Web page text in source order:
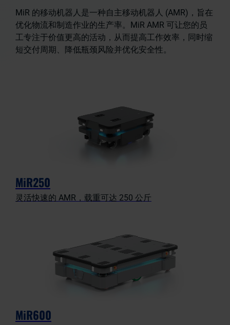
MiR 的移动机器人是一种自主移动机器人 (AMR)，旨在
优化物流和制造作业的生产率。MiR AMR 可让您的员
工专注于价值更高的活动，从而提高工作效率，同时缩
短交付周期、降低瓶颈风险并优化安全性。
MiR250
灵活快速的 AMR，载重可达 250 公斤
MiR600